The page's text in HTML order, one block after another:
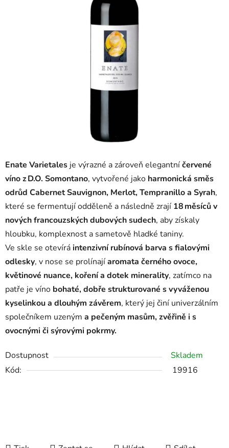
Enate Varietales je výrazné a zároveň elegantníčervené
víno z D.O. Somontano, vytvořené jako harmonická směs
odrůd Cabernet Sauvignon, Merlot, Tempranillo a Syrah,
které se fermentují odděleně a následně zrají 18 měsíců v
nových francouzských dubových sudech, aby získaly
hloubku, komplexnost a sametově hladké taniny.
Ve skle se otevíráintenzivní rubínová barva s fialovými
odlesky, v nose se prolínajíaromata černého ovoce,
květinové nuance, koření a dotek minerality, zatímco na
patře je víno bohaté, dobře strukturované s vyváženou
kyselinkou a dlouhým závěrem, který jej činí univerzálním
společníkem uzeným a pečeným masům, zvěřině i s
ovocnými či sýrovými pokrmy.
Dostupnost
Skladem
Kód:
19916